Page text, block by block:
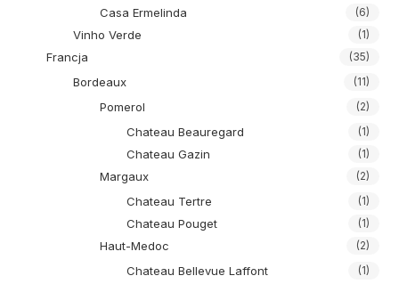
Casa Ermelinda (6)
Vinho Verde (1)
Francja (35)
Bordeaux (11)
Pomerol (2)
Chateau Beauregard (1)
Chateau Gazin (1)
Margaux (2)
Chateau Tertre (1)
Chateau Pouget (1)
Haut-Medoc (2)
Chateau Bellevue Laffont (1)